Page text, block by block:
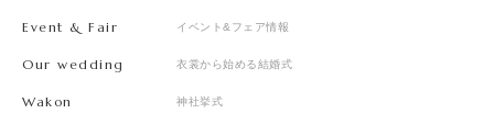
Event & Fair イベント&フェア情報
Our wedding 衣裳から始める結婚式
Wakon 神社挙式